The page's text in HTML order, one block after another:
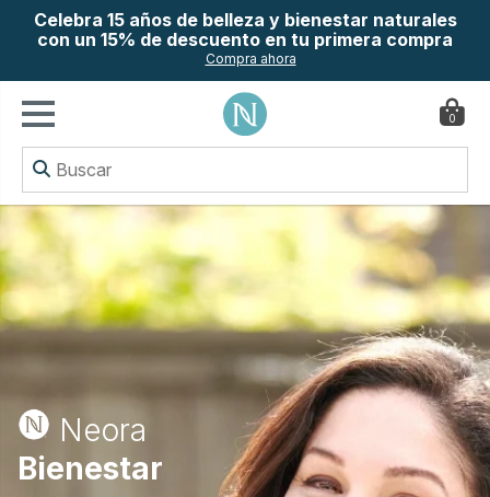
Celebra 15 años de belleza y bienestar naturales
con un 15% de descuento en tu primera compra
Compra ahora
0
Neora
Bienestar